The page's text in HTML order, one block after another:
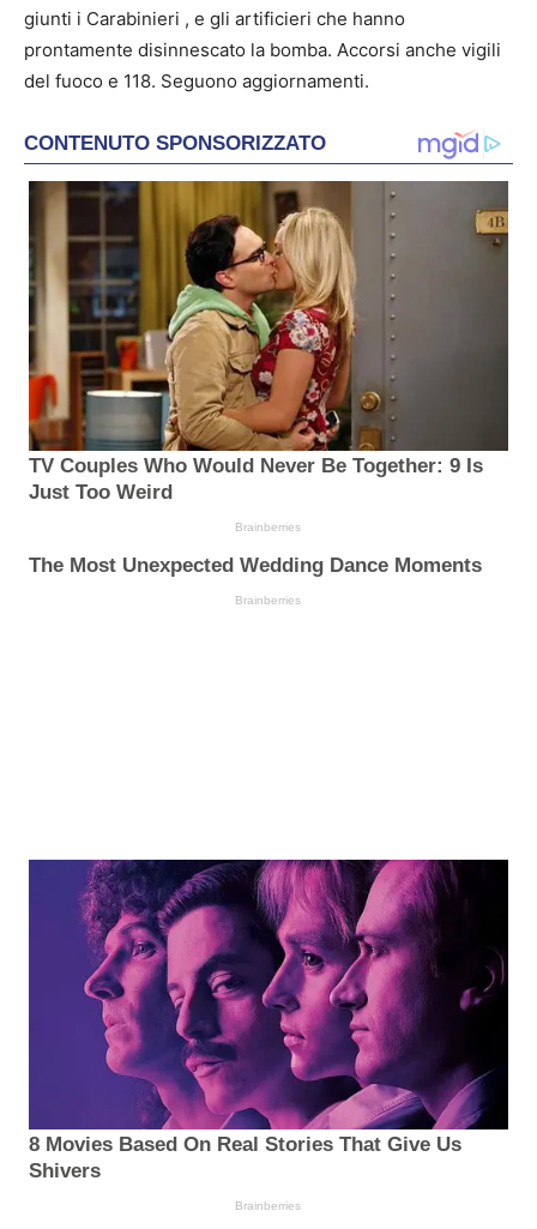
giunti i Carabinieri , e gli artificieri che hanno
prontamente disinnescato la bomba. Accorsi anche vigili
del fuoco e 118. Seguono aggiornamenti.